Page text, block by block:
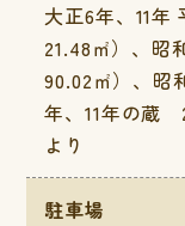
大正6年、11年
21.48㎡）、昭
90.02㎡）、昭
年、11年の蔵
より
駐車場